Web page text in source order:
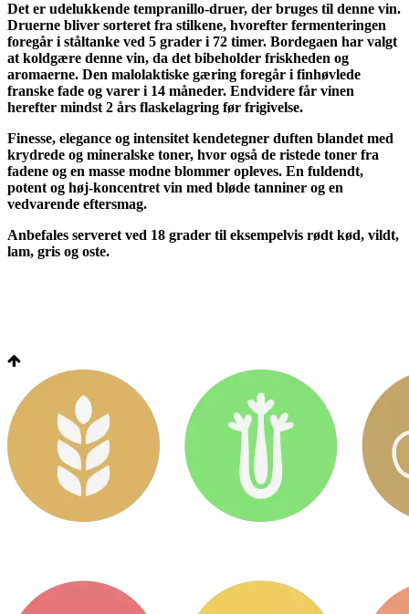
Det er udelukkende tempranillo-druer, der bruges til denne vin.
Druerne bliver sorteret fra stilkene, hvorefter fermenteringen
foregår i ståltanke ved 5 grader i 72 timer. Bordegaen har valgt
at koldgære denne vin, da det bibeholder friskheden og
aromaerne. Den malolaktiske gæring foregår i finhøvlede
franske fade og varer i 14 måneder. Endvidere får vinen
herefter mindst 2 års flaskelagring før frigivelse.
Finesse, elegance og intensitet kendetegner duften blandet med
krydrede og mineralske toner, hvor også de ristede toner fra
fadene og en masse modne blommer opleves. En fuldendt,
potent og høj-koncentret vin med bløde tanniner og en
vedvarende eftersmag.
Anbefales serveret ved 18 grader til eksempelvis rødt kød, vildt,
lam, gris og oste.